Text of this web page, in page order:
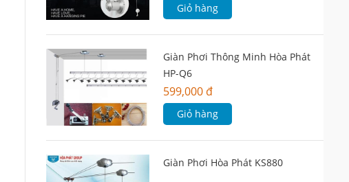
Giỏ hàng
Giàn Phơi Thông Minh Hòa Phát
HP-Q6
599,000 đ
Giỏ hàng
Giàn Phơi Hòa Phát KS880